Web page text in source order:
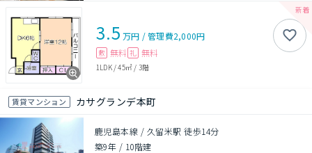
3.5 万円 /管理費2,000円
敷 無料 礼 無料
1LDK/45㎡ / 3階
賃貸マンション カサグランデ本町
鹿児島本線 / 久留米駅 徒歩14分
築9年 / 10階建